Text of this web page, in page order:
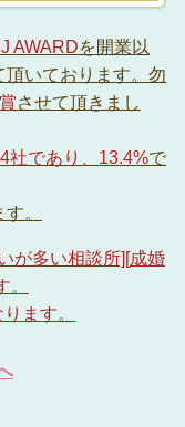
AWARDを開業以
いております。勿
させて頂きまし
社であり、13.4%で
。
が多い相談所] [成婚
ます。